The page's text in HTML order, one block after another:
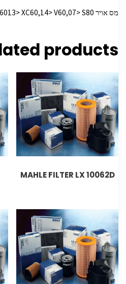
מס אויר 347x226x57 14> S6013> XC60,14> V60,07> S80
products
MAHLE FILTER LX 10062D